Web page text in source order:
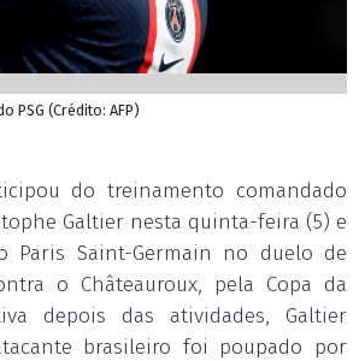
PSG (Crédito: AFP)
do treinamento comandado
Galtier nesta quinta-feira (5) e
Paris Saint-Germain no duelo de
o Châteauroux, pela Copa da
depois das atividades, Galtier
brasileiro foi poupado por